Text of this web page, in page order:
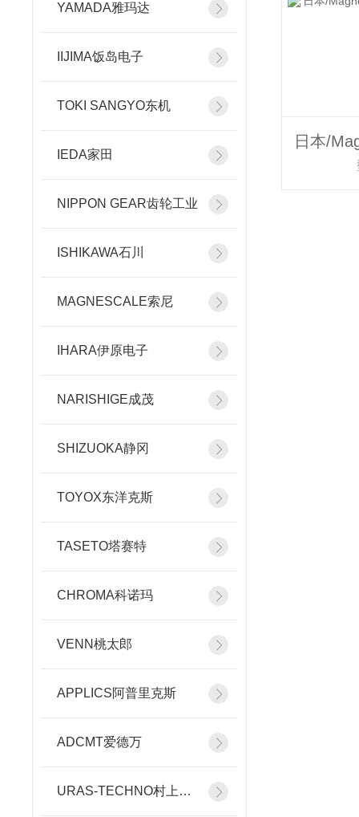
YAMADA雅玛达
IIJIMA饭岛电子
TOKI SANGYO东机
IEDA家田
NIPPON GEAR齿轮工业
ISHIKAWA石川
MAGNESCALE索尼
IHARA伊原电子
NARISHIGE成茂
SHIZUOKA静冈
TOYOX东洋克斯
TASETO塔赛特
CHROMA科诺玛
VENN桃太郎
APPLICS阿普里克斯
ADCMT爱德万
URAS-TECHNO村上精机